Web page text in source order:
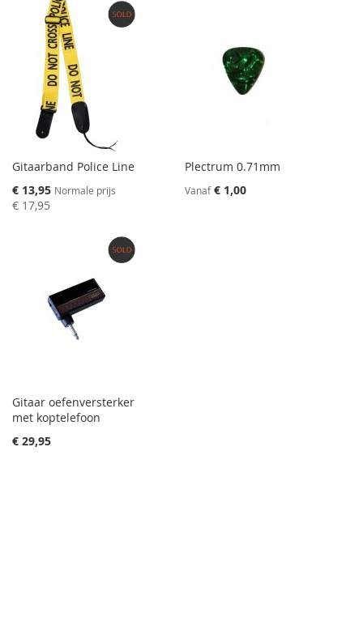
Gitaarband Police Line
Speciale
prijs
€ 13,95 Normale prijs
€ 17,95
Plectrum 0.71mm
Vanaf € 1,00
Gitaar oefenversterker
met koptelefoon
€ 29,95